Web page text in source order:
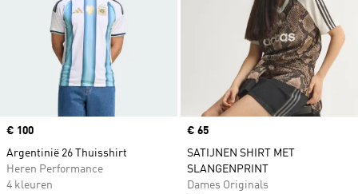
Price
€ 100
Argentinië 26 Thuisshirt
Heren Performance
4 kleuren
Price
€ 65
SATIJNEN SHIRT MET
SLANGENPRINT
Dames Originals